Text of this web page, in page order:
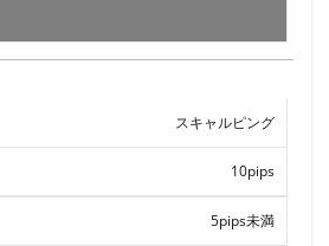
スキャルピング
10pips
5pips未満